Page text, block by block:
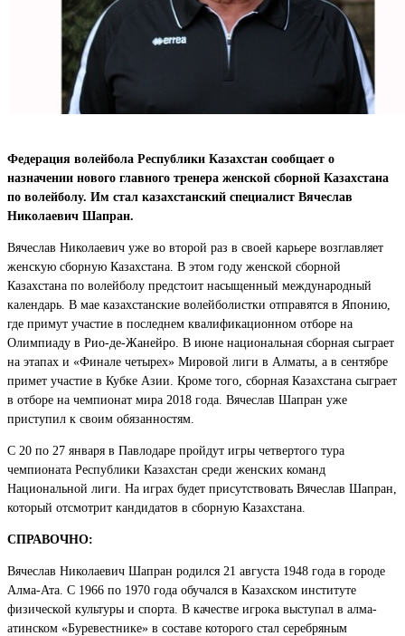
Федерация волейбола Республики Казахстан сообщает о
назначении нового главного тренера женской сборной Казахстана
по волейболу. Им стал казахстанский специалист Вячеслав
Николаевич Шапран.
Вячеслав Николаевич уже во второй раз в своей карьере возглавляет
женскую сборную Казахстана. В этом году женской сборной
Казахстана по волейболу предстоит насыщенный международный
календарь. В мае казахстанские волейболистки отправятся в Японию,
где примут участие в последнем квалификационном отборе на
Олимпиаду в Рио-де-Жанейро. В июне национальная сборная сыграет
на этапах и «Финале четырех» Мировой лиги в Алматы, а в сентябре
примет участие в Кубке Азии. Кроме того, сборная Казахстана сыграет
в отборе на чемпионат мира 2018 года. Вячеслав Шапран уже
приступил к своим обязанностям.
С 20 по 27 января в Павлодаре пройдут игры четвертого тура
чемпионата Республики Казахстан среди женских команд
Национальной лиги. На играх будет присутствовать Вячеслав Шапран,
который отсмотрит кандидатов в сборную Казахстана.
СПРАВОЧНО:
Вячеслав Николаевич Шапран родился 21 августа 1948 года в городе
Алма-Ата. С 1966 по 1970 года обучался в Казахском институте
физической культуры и спорта. В качестве игрока выступал в алма-
атинском «Буревестнике» в составе которого стал серебряным